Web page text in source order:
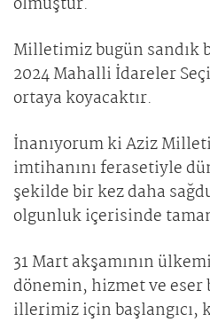
Milletimiz bugün sandık
2024 Mahalli İdareler
ortaya koyacaktır.
İnanıyorum ki Aziz
imtihanını ferasetiyle
şekilde bir kez daha
olgunluk içerisinde
31 Mart akşamının
dönemin, hizmet ve
illerimiz için